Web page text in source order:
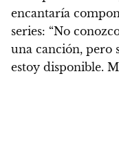
encantaría
series: “No
una canción, pero
estoy disponible.